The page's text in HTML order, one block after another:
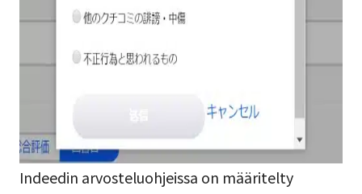
Indeedin arvosteluohjeissa on määritelty